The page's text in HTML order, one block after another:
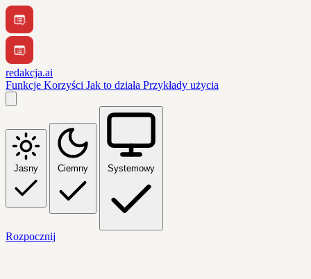
redakcja.ai
Funkcje Korzyści Jak to działa Przykłady użycia
Jasny Ciemny Systemowy
Rozpocznij